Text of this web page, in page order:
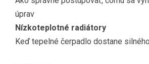
úprav
Nízkoteplotné radiátory
Keď tepelné čerpadlo dostane